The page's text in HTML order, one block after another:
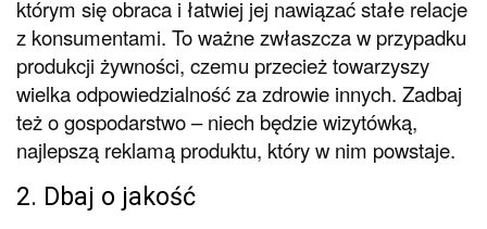
którym się obraca i łatwiej jej nawiązać stałe relacje
z konsumentami. To ważne zwłaszcza w przypadku
produkcji żywności, czemu przecież towarzyszy
wielka odpowiedzialność za zdrowie innych. Zadbaj
też o gospodarstwo – niech będzie wizytówką,
najlepszą reklamą produktu, który w nim powstaje.
2. Dbaj o jakość